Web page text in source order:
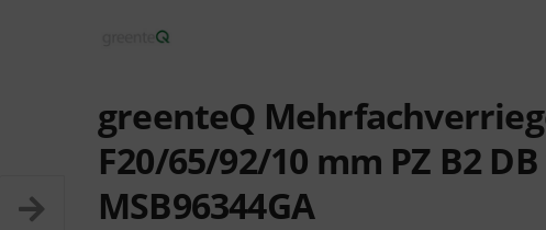
greenteQ
F20/65/92/10 mm PZ B2
MSB96344GA